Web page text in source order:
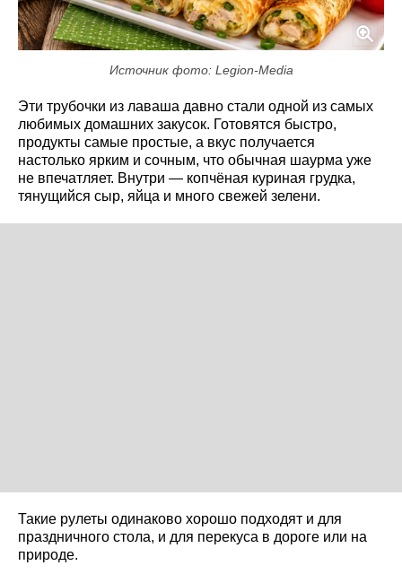
Источник фото: Legion-Media
Эти трубочки из лаваша давно стали одной из самых
любимых домашних закусок. Готовятся быстро,
продукты самые простые, а вкус получается
настолько ярким и сочным, что обычная шаурма уже
не впечатляет. Внутри — копчёная куриная грудка,
тянущийся сыр, яйца и много свежей зелени.
Такие рулеты одинаково хорошо подходят и для
праздничного стола, и для перекуса в дороге или на
природе.